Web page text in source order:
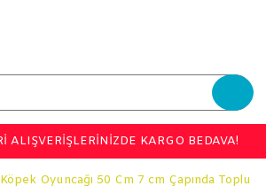
ALIŞVERİŞLERİNİZDE KARGO BEDAVA!